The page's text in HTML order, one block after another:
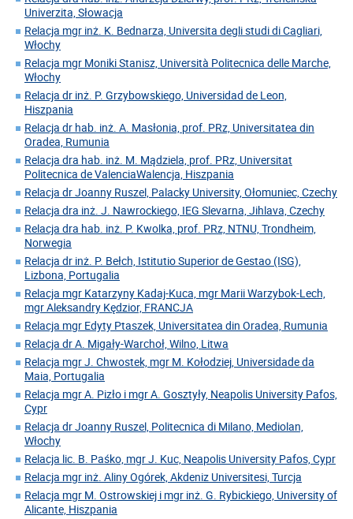
Univerzita, Słowacja
Relacja mgr inż. K. Bednarza, Universita degli studi di Cagliari,
Włochy
Relacja mgr Moniki Stanisz, Università Politecnica delle Marche,
Włochy
Relacja dr inż. P. Grzybowskiego, Universidad de Leon,
Hiszpania
Relacja dr hab. inż. A. Masłonia, prof. PRz, Universitatea din
Oradea, Rumunia
Relacja dra hab. inż. M. Mądziela, prof. PRz, Universitat
Politecnica de ValenciaWalencja, Hiszpania
Relacja dr Joanny Ruszel, Palacky University, Ołomuniec, Czechy
Relacja dra inż. J. Nawrockiego, IEG Slevarna, Jihlava, Czechy
Relacja dra hab. inż. P. Kwolka, prof. PRz, NTNU, Trondheim,
Norwegia
Relacja dr inż. P. Bełch, Istitutio Superior de Gestao (ISG),
Lizbona, Portugalia
Relacja mgr Katarzyny Kadaj-Kuca, mgr Marii Warzybok-Lech,
mgr Aleksandry Kędzior, FRANCJA
Relacja mgr Edyty Ptaszek, Universitatea din Oradea, Rumunia
Relacja dr A. Migały-Warchoł, Wilno, Litwa
Relacja mgr J. Chwostek, mgr M. Kołodziej, Universidade da
Maia, Portugalia
Relacja mgr A. Pizło i mgr A. Gosztyły, Neapolis University Pafos,
Cypr
Relacja dr Joanny Ruszel, Politecnica di Milano, Mediolan,
Włochy
Relacja lic. B. Paśko, mgr J. Kuc, Neapolis University Pafos, Cypr
Relacja mgr inż. Aliny Ogórek, Akdeniz Universitesi, Turcja
Relacja mgr M. Ostrowskiej i mgr inż. G. Rybickiego, University of
Alicante, Hiszpania